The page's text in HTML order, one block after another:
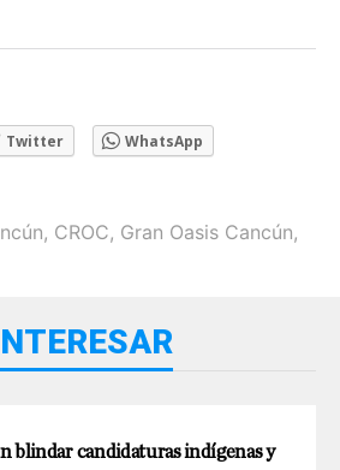
Twitter WhatsApp
, CROC, Gran Oasis Cancún,
blindar candidaturas indígenas y